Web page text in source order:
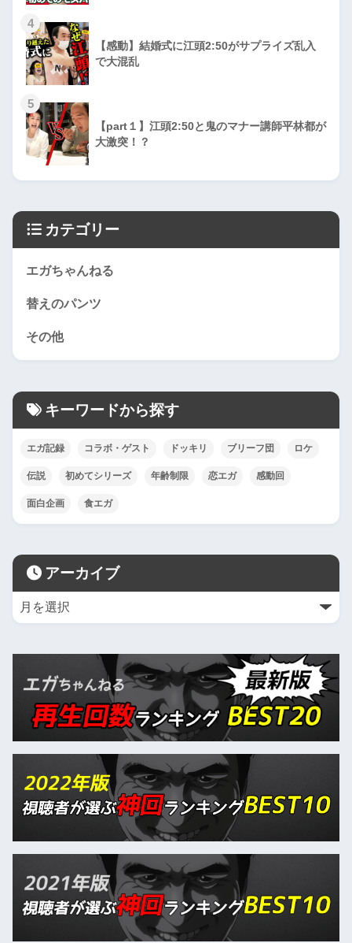
4
【感動】結婚式に江頭2:50がサプライズ乱入
で大混乱
5
【part１】江頭2:50と鬼のマナー講師平林都が
大激突！？
カテゴリー
エガちゃんねる
替えのパンツ
その他
キーワードから探す
エガ記録 コラボ・ゲスト ドッキリ ブリーフ団 ロケ
伝説 初めてシリーズ 年齢制限 恋エガ 感動回
面白企画 食エガ
アーカイブ